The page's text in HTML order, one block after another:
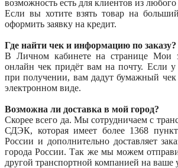
возможность есть для клиентов из
Если вы хотите взять товар на
оформить заявку на кредит.
Где найти чек и информацию по заказу?
В Личном кабинете на странице Мои
онлайн чек придёт вам на почту. Если у
при получении, вам дадут бумажный
электронном виде.
Возможна ли доставка в мой город?
Скорее всего да. Мы сотрудничаем с
СДЭК, которая имеет более 1368
России и дополнительно доставляет
города России. Так же мы можем
другой транспортной компанией на ваше